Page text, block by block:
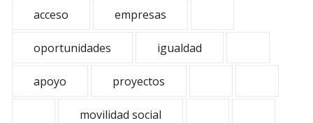
acceso empresas
oportunidades igualdad
apoyo proyectos
movilidad social